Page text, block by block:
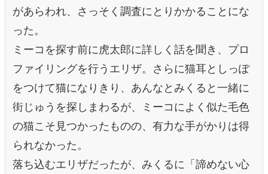
があらわれ、さっそく調査にとりかかることにな
った。
ミーコを探す前に虎太郎に詳しく話を聞き、プロ
ファイリングを行うエリザ。さらに猫耳としっぽ
をつけて猫になりきり、あんなとみくると一緒に
街じゅうを探しまわるが、ミーコによく似た毛色
の猫こそ見つかったものの、有力な手がかりは得
られなかった。
落ち込むエリザだったが、みくるに「諦めない心